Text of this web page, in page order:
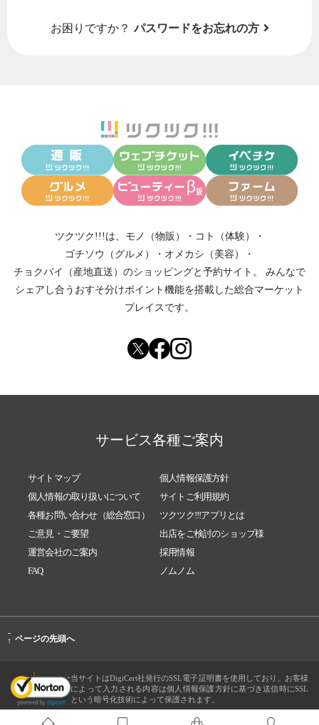
お困りですか？ パスワードをお忘れの方
ツクツク!!!は、 モノ（物販） ・ コト（体験）
・
ゴチソウ（グルメ）
・ オメカシ（美容）
・
チョクバイ（産地直送） のショッピングと予約サイト。
みんなで
シェアし合う おすそ分けポイント機能を搭載した総合マーケット
プレイスです。
サービス各種ご案内
サイトマップ
個人情報保護方針
個人情報の取り扱いについて
サイトご利用規約
各種お問い合わせ（総合窓口）
ツクツク!!!アプリとは
ご意見・ご要望
出店をご検討のショップ様
運営会社のご案内
採用情報
FAQ
ノムノム
-
↑ ページの先頭へ
当サイトはDigiCert社発行のSSL電子証明書を使用しており、お客様
によって入力される内容は個人情報保護方針に基づき送信時にSSL
という暗号化技術によって保護されます。